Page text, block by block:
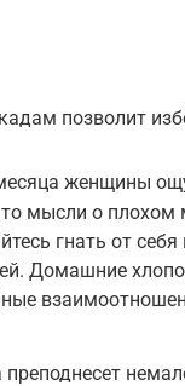
позволит
женщины
мысли о плохом
гнать от
Домашние